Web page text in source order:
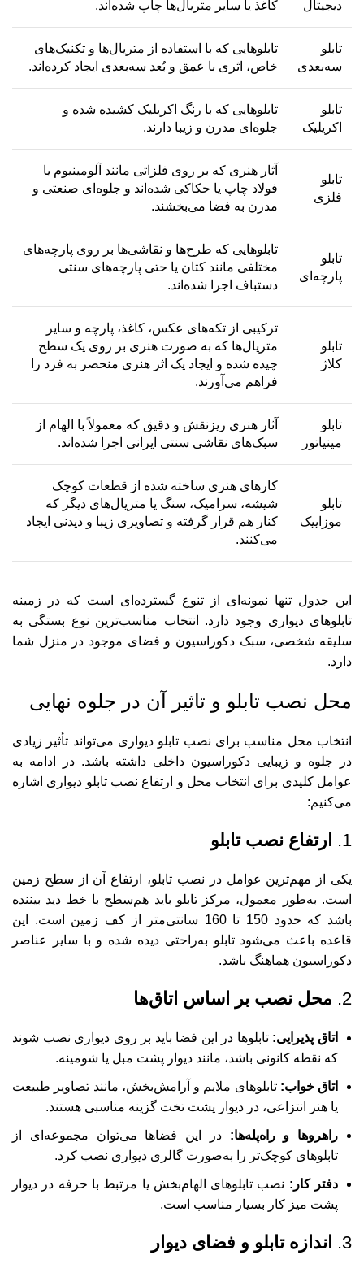
دیجیتال کاغذ یا سایر متریال‌ها چاپ شده‌اند.
تابلو
سه‌بعدی
تابلوهایی که با استفاده از متریال‌ها و تکنیک‌های
خاص، اثری با عمق و بُعد سه‌بعدی ایجاد کرده‌اند.
تابلو
اکریلیک
تابلوهایی که با رنگ اکریلیک کشیده شده و
جلوه‌ای مدرن و زیبا دارند.
تابلو
فلزی
آثار هنری که بر روی فلزاتی مانند آلومینیوم یا
فولاد چاپ یا حکاکی شده‌اند و جلوه‌ای صنعتی و
مدرن به فضا می‌بخشند.
تابلو
پارچه‌ای
تابلوهایی که طرح‌ها و نقاشی‌ها بر روی پارچه‌های
مختلفی مانند کتان یا حتی پارچه‌های سنتی
دستباف اجرا شده‌اند.
تابلو
کلاژ
ترکیبی از تکه‌های عکس، کاغذ، پارچه و سایر
متریال‌ها که به صورت هنری بر روی یک سطح
چیده شده و ایجاد یک اثر هنری منحصر به فرد را
فراهم می‌آورند.
تابلو
مینیاتور
آثار هنری ریزنقش و دقیق که معمولاً با الهام از
سبک‌های نقاشی سنتی ایرانی اجرا شده‌اند.
تابلو
موزاییک
کارهای هنری ساخته شده از قطعات کوچک
شیشه، سرامیک، سنگ یا متریال‌های دیگر که
کنار هم قرار گرفته و تصاویری زیبا و دیدنی ایجاد
می‌کنند.
این جدول تنها نمونه‌ای از تنوع گسترده‌ای است که در زمینه
تابلوهای دیواری وجود دارد. انتخاب مناسب‌ترین نوع بستگی به
سلیقه شخصی، سبک دکوراسیون و فضای موجود در منزل شما
دارد.
محل نصب تابلو و تاثیر آن در جلوه نهایی
انتخاب محل مناسب برای نصب تابلو دیواری می‌تواند تأثیر زیادی
در جلوه و زیبایی دکوراسیون داخلی داشته باشد. در ادامه به
عوامل کلیدی برای انتخاب محل و ارتفاع نصب تابلو دیواری اشاره
می‌کنیم:
1. ارتفاع نصب تابلو
یکی از مهم‌ترین عوامل در نصب تابلو، ارتفاع آن از سطح زمین
است. به‌طور معمول، مرکز تابلو باید هم‌سطح با خط دید بیننده
باشد که حدود 150 تا 160 سانتی‌متر از کف زمین است. این
قاعده باعث می‌شود تابلو به‌راحتی دیده شده و با سایر عناصر
دکوراسیون هماهنگ باشد.
2. محل نصب بر اساس اتاق‌ها
اتاق پذیرایی: تابلوها در این فضا باید بر روی دیواری نصب شوند
که نقطه کانونی باشد، مانند دیوار پشت مبل یا شومینه.
اتاق خواب: تابلوهای ملایم و آرامش‌بخش، مانند تصاویر طبیعت
یا هنر انتزاعی، در دیوار پشت تخت گزینه مناسبی هستند.
راهروها و راه‌پله‌ها: در این فضاها می‌توان مجموعه‌ای از
تابلوهای کوچک‌تر را به‌صورت گالری دیواری نصب کرد.
دفتر کار: نصب تابلوهای الهام‌بخش یا مرتبط با حرفه در دیوار
پشت میز کار بسیار مناسب است.
3. اندازه تابلو و فضای دیوار